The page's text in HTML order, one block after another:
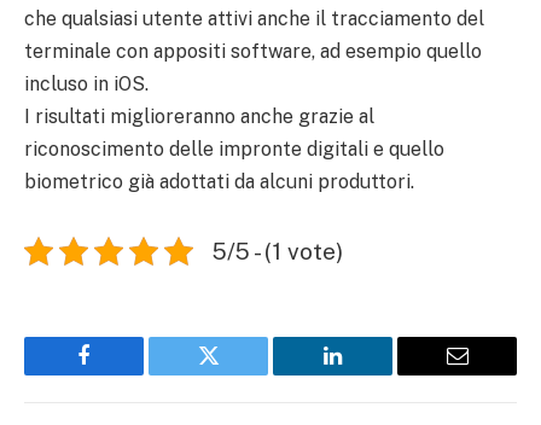
che qualsiasi utente attivi anche il tracciamento del
terminale con appositi software, ad esempio quello
incluso in iOS.
I risultati miglioreranno anche grazie al
riconoscimento delle impronte digitali e quello
biometrico già adottati da alcuni produttori.
5/5 - (1 vote)
Facebook Twitter LinkedIn Email